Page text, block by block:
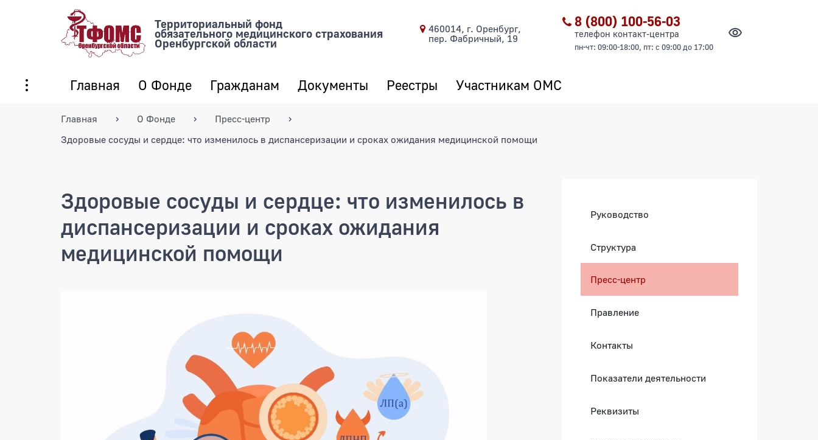
Территориальный фонд
обязательного медицинского страхования
Оренбургской области
460014, г. Оренбург,
пер. Фабричный, 19
8 (800) 100-56-03
телефон контакт-центра
пн-чт: 09:00-18:00, пт: с 09:00 до 17:00
Главная О Фонде Гражданам Документы Реестры Участникам ОМС
Главная О Фонде
Пресс-центр
Здоровые сосуды и сердце: что изменилось в диспансеризации и сроках ожидания медицинской помощи
Здоровые сосуды и сердце: что изменилось в
диспансеризации и сроках ожидания
медицинской помощи
Здоровые сосуды и сердце: что изменилось в диспансеризации и сроках ожидания
Руководство
Структура
Пресс-центр
Правление
Контакты
Показатели деятельности
Реквизиты